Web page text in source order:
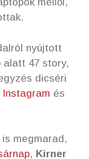
mellől,
nyújtott
alatt 47 story,
dicséri
Instagram és
megmarad,
, Kirner